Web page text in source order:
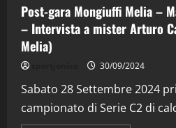
Post-gara Mongiuffi Melia –
– Intervista a mister Arturo
Melia)
30/09/2024
Sabato 28 Settembre 2024
campionato di Serie C2 di
2
(Martedi 28
28/04/2026